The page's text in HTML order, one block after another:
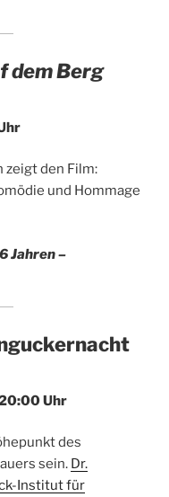
dem Berg
zeigt den Film:
und Hommage
Jahren –
Uhr
des
sein. Dr.
Institut für